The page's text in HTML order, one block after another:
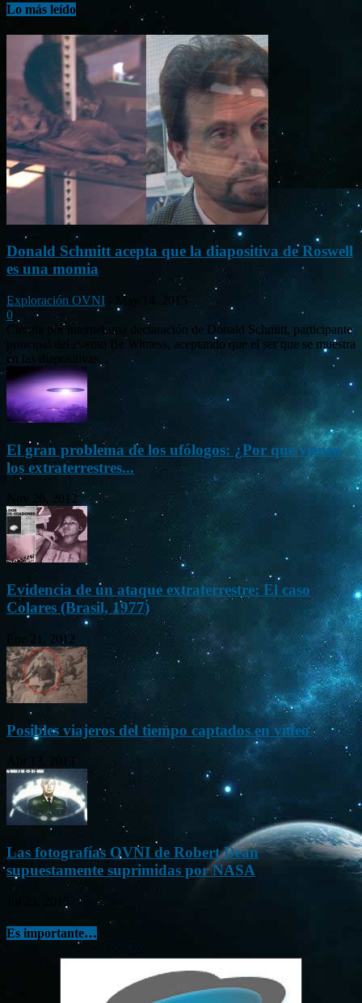
Lo más leído
Donald Schmitt acepta que la diapositiva de Roswell
es una momia
Exploración OVNI
May 14, 2015
0
Circula por internet una declaración de Donald Schmitt, participante
principal del evento Be Witness, aceptando que el ser que se muestra
en las diapositivas...
El gran problema de los ufólogos: ¿Por qué vienen
los extraterrestres...
Nov 26, 2012
Evidencia de un ataque extraterrestre: El caso
Colares (Brasil, 1977)
Ene 21, 2012
Posibles viajeros del tiempo captados en vídeo
Abr 13, 2013
Las fotografías OVNI de Robert Dean
supuestamente suprimidas por NASA
Jul 23, 2015
Es importante…